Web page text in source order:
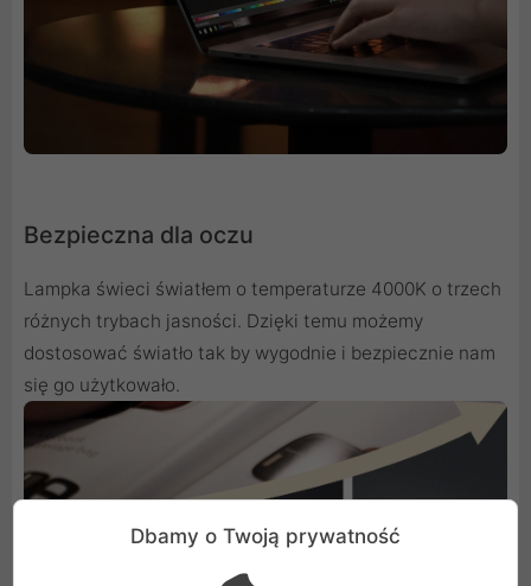
Bezpieczna dla oczu
Lampka świeci światłem o temperaturze 4000K o trzech
różnych trybach jasności. Dzięki temu możemy
dostosować światło tak by wygodnie i bezpiecznie nam
się go użytkowało.
Dbamy o Twoją prywatność